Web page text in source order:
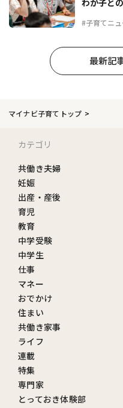
#子育てニュ
最新記
マイナビ子育てトップ
カテゴリ
共働き夫婦
妊娠
出産・産後
育児
教育
中学受験
中学生
仕事
マネー
おでかけ
住まい
共働き家事
ライフ
連載
特集
専門家
とっておき体験部